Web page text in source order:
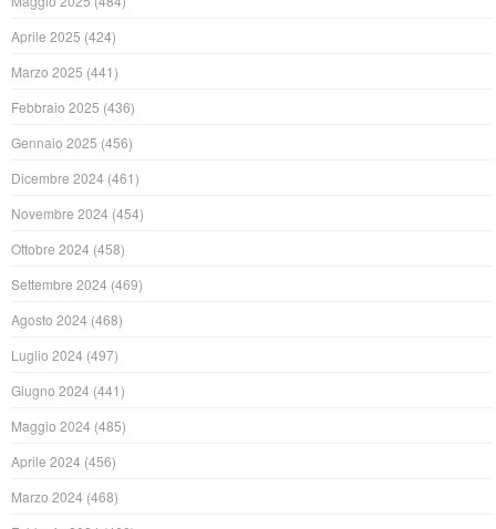
Aprile 2025 (424)
Marzo 2025 (441)
Febbraio 2025 (436)
Gennaio 2025 (456)
Dicembre 2024 (461)
Novembre 2024 (454)
Ottobre 2024 (458)
Settembre 2024 (469)
Agosto 2024 (468)
Luglio 2024 (497)
Giugno 2024 (441)
Maggio 2024 (485)
Aprile 2024 (456)
Marzo 2024 (468)